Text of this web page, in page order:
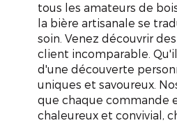
tous les amateurs de
la bière artisanale se
soin. Venez découvrir
client incomparable.
d'une découverte
uniques et savoureux.
que chaque commande
chaleureux et convivial,